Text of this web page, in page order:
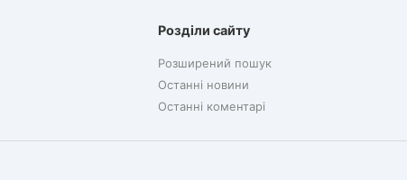
Розділи сайту
Розширений пошук
Останні новини
Останні коментарі